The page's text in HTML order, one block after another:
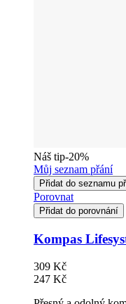
Náš tip-20%
Můj seznam přání
Přidat do seznamu
Porovnat
Přidat do porovnání
Kompas
309 Kč
247 Kč